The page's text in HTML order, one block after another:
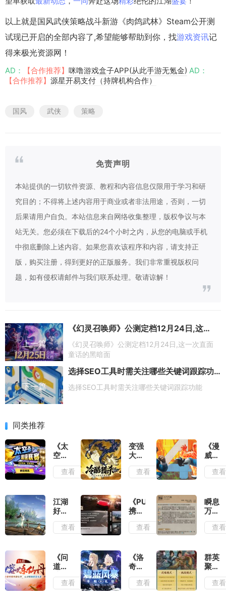
以上就是国风武侠策略战斗新游《肉鸽武林》Steam公开测
试现已开启的全部内容了,希望能够帮助到你，找游戏资讯记
得来极光资源网！
AD： 【合作推荐】 咪噜游戏盒子APP(从此手游无氪金) AD：
【合作推荐】 源星开易支付（持牌机构合作）
国风 武侠 策略
免责声明
本站提供的一切软件资源、教程和内容信息仅限用于学习和研
究目的；不得将上述内容用于商业或者非法用途，否则，一切
后果请用户自负。本站信息来自网络收集整理，版权争议与本
站无关。您必须在下载后的24个小时之内，从您的电脑或手机
中彻底删除上述内容。如果您喜欢该程序和内容，请支持正
版，购买注册，得到更好的正版服务。我们非常重视版权问
题，如有侵权请邮件与我们联系处理。敬请谅解！
上一篇
《幻灵召唤师》公测定档12月24日,这一次直面童话的黑暗面
《幻灵召唤师》公测定档12月24日,这一次直面
童话的黑暗面
下一篇
选择SEO工具时需关注哪些关键词跟踪功能
选择SEO工具时需关注哪些关键词跟踪功能
同类推荐
《太
空
杀》
超级
登
场,SS8
新赛
季同
步开
查看
变强
大的
可不
只有
海
王：
燃烧
志》
未来
岛鲁
兹登
查看
《漫
威：
终极
赛季
“神
奇四
侠”
来
精彩
内容
抢先
查看
江湖
好时
光,
西山
侠世
界4:
无
限》
休闲
查看
《PUBG》
携手
保时
捷,
寒冬
计划
查看
瞬息
万变
《第
五人
生
者-
火灾
调查
员”
查看
《问
道》
熔炼
仙丹
查看
《洛
奇》
战场
查看
群英
聚试
锋
芒,查看